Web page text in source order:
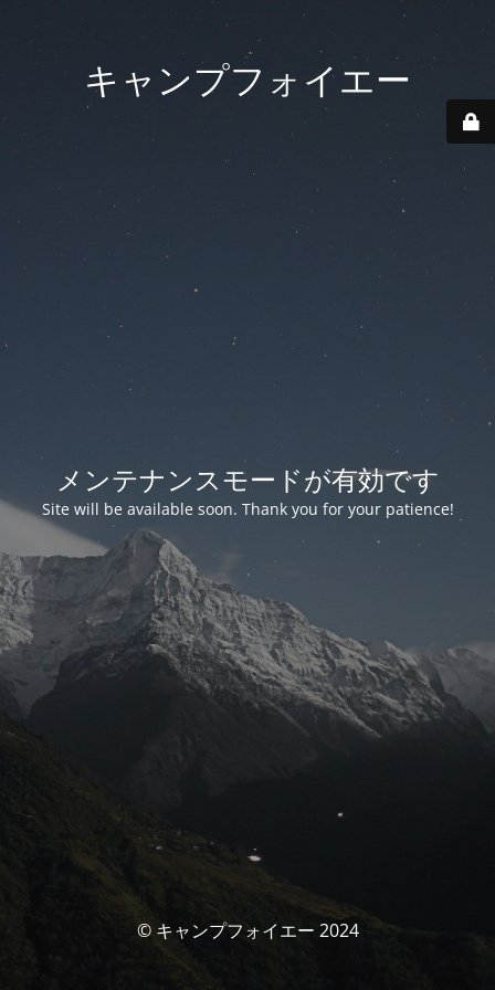
キャンプフォイエー
メンテナンスモードが有効です
Site will be available soon. Thank you for your patience!
© キャンプフォイエー 2024